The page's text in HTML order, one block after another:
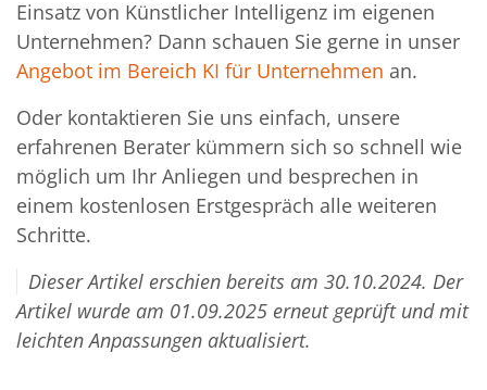
Einsatz von Künstlicher Intelligenz im eigenen
Unternehmen? Dann schauen Sie gerne in unser
Angebot im Bereich KI für Unternehmen an.
Oder kontaktieren Sie uns einfach, unsere
erfahrenen Berater kümmern sich so schnell wie
möglich um Ihr Anliegen und besprechen in
einem kostenlosen Erstgespräch alle weiteren
Schritte.
Dieser Artikel erschien bereits am 30.10.2024. Der
Artikel wurde am 01.09.2025 erneut geprüft und mit
leichten Anpassungen aktualisiert.